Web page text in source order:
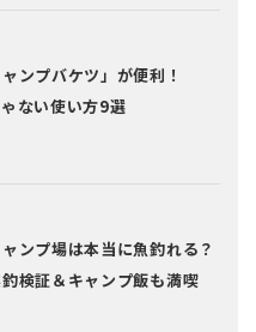
ンプバケツ」が便利！
ない使い方9選
ンプ場は本当に魚釣れる？
検証＆キャンプ飯も満喫